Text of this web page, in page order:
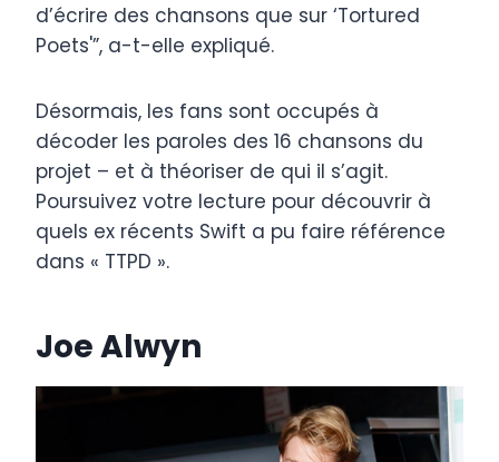
d’écrire des chansons que sur ‘Tortured
Poets'”, a-t-elle expliqué.
Désormais, les fans sont occupés à
décoder les paroles des 16 chansons du
projet – et à théoriser de qui il s’agit.
Poursuivez votre lecture pour découvrir à
quels ex récents Swift a pu faire référence
dans « TTPD ».
Joe Alwyn